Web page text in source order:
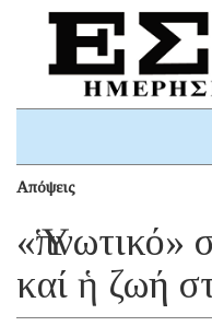
Απόψεις
καί ἡ ζωή